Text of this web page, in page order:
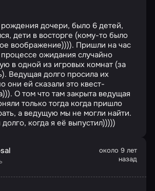
дочери, было 6 детей,
дети в восторге (кому-то было
воображение)))). Пришли на час
ожидания случайно
в одной из игровых комнат (за
Ведущая долго просила их
они ей сказали это квест-
О том что там закрыта ведущая
только тогда когда пришло
а ведущую мы не могли найти.
когда я её выпустил)))))
около 9 лет
назад